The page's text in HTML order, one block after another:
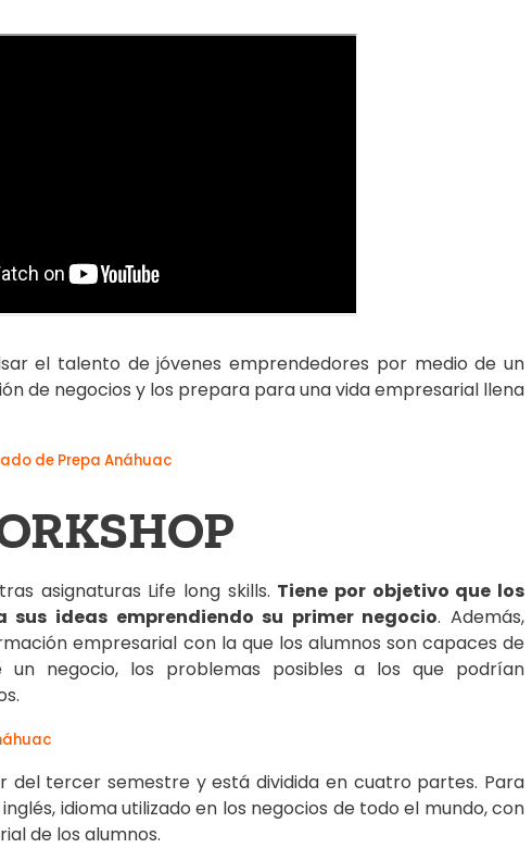
el talento de jóvenes emprendedores por medio de un
de negocios y los prepara para una vida empresarial llena
de Prepa Anáhuac
asignaturas Life long skills. Tiene por objetivo que los
ideas emprendiendo su primer negocio. Además,
empresarial con la que los alumnos son capaces de
un negocio, los problemas posibles a los que podrían
del tercer semestre y está dividida en cuatro partes. Para
idioma utilizado en los negocios de todo el mundo, con
de los alumnos.